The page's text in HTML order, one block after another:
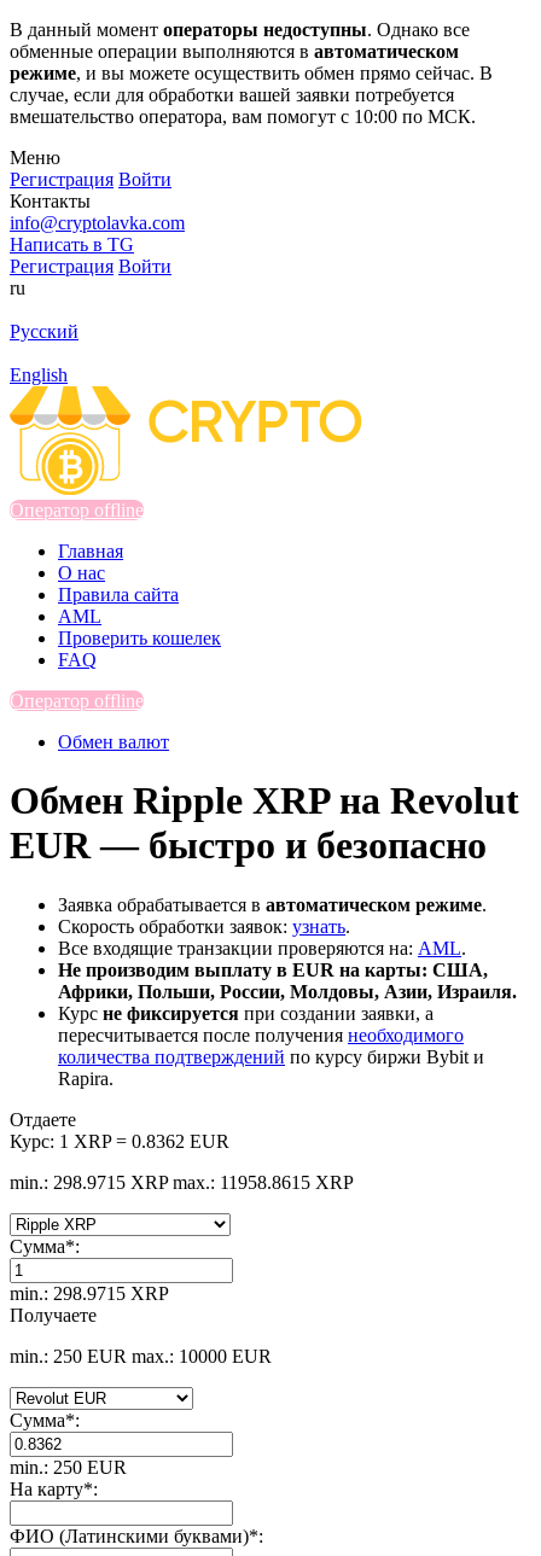
В данный момент операторы недоступны. Однако все
обменные операции выполняются в автоматическом
режиме, и вы можете осуществить обмен прямо сейчас. В
случае, если для обработки вашей заявки потребуется
вмешательство оператора, вам помогут с 10:00 по МСК.
Меню
Регистрация Войти
Контакты
info@cryptolavka.com
Написать в TG
Регистрация Войти
ru
Русский
English
Оператор offline
Главная
О нас
Правила сайта
AML
Проверить кошелек
FAQ
Оператор offline
Обмен валют
Обмен Ripple XRP на Revolut
EUR — быстро и безопасно
Заявка обрабатывается в автоматическом режиме.
Скорость обработки заявок: узнать.
Все входящие транзакции проверяются на: AML.
Не производим выплату в EUR на карты: США,
Африки, Польши, России, Молдовы, Азии, Израиля.
Курс не фиксируется при создании заявки, а
пересчитывается после получения необходимого
количества подтверждений по курсу биржи Bybit и
Rapira.
Отдаете
Курс: 1 XRP = 0.8362 EUR
min.: 298.9715 XRP max.: 11958.8615 XRP
Сумма*:
min.: 298.9715 XRP
Получаете
min.: 250 EUR max.: 10000 EUR
Сумма*:
min.: 250 EUR
На карту*:
ФИО (Латинскими буквами)*: